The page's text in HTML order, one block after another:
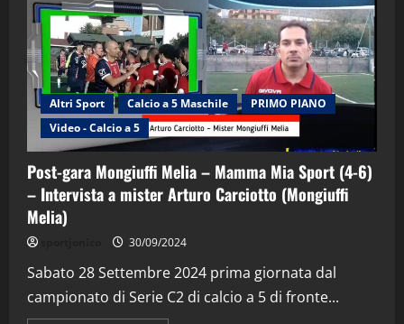
Altri Sport Calcio a 5 Maschile
PRIMO PIANO
Video - Calcio a 5
Post-gara Mongiuffi Melia – Mamma Mia Sport (4-6)
– Intervista a mister Arturo Carciotto (Mongiuffi
Melia)
30/09/2024
Sabato 28 Settembre 2024 prima giornata dal
campionato di Serie C2 di calcio a 5 di fronte...
2
“SportEmpire” in Podcast: 29^ Puntata
(Martedi 28 Aprile 2026)
28/04/2026